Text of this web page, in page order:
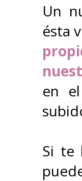
Un
ésta
en
Si te